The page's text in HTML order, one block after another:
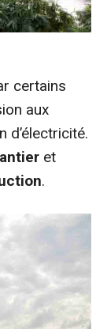
certains
aux
d’électricité.
et
.